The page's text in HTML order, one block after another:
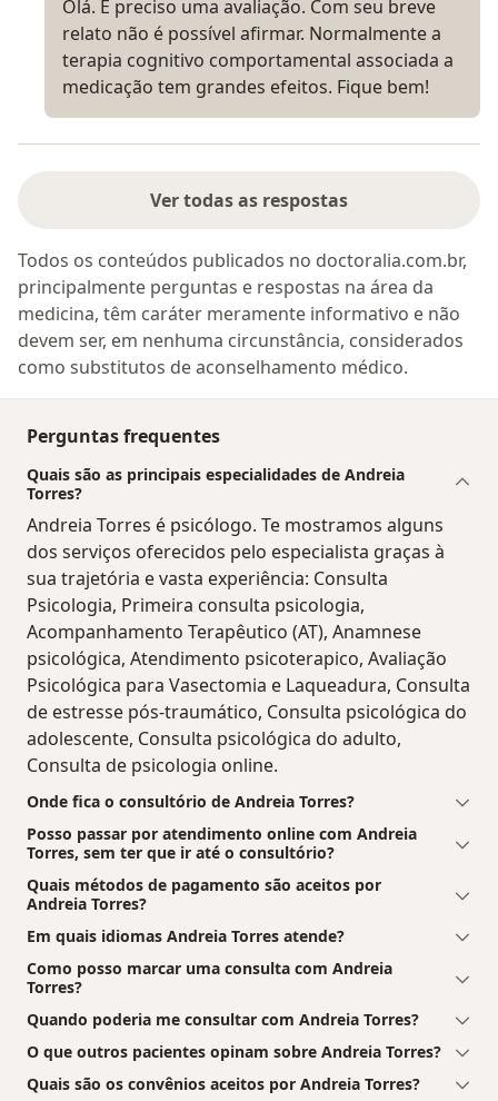
Olá. É preciso uma avaliação. Com seu breve
relato não é possível afirmar. Normalmente a
terapia cognitivo comportamental associada a
medicação tem grandes efeitos. Fique bem!
Ver todas as respostas
Todos os conteúdos publicados no doctoralia.com.br,
principalmente perguntas e respostas na área da
medicina, têm caráter meramente informativo e não
devem ser, em nenhuma circunstância, considerados
como substitutos de aconselhamento médico.
Perguntas frequentes
Quais são as principais especialidades de Andreia
Torres?
Andreia Torres é psicólogo. Te mostramos alguns
dos serviços oferecidos pelo especialista graças à
sua trajetória e vasta experiência: Consulta
Psicologia, Primeira consulta psicologia,
Acompanhamento Terapêutico (AT), Anamnese
psicológica, Atendimento psicoterapico, Avaliação
Psicológica para Vasectomia e Laqueadura, Consulta
de estresse pós-traumático, Consulta psicológica do
adolescente, Consulta psicológica do adulto,
Consulta de psicologia online.
Onde fica o consultório de Andreia Torres?
Posso passar por atendimento online com Andreia
Torres, sem ter que ir até o consultório?
Quais métodos de pagamento são aceitos por
Andreia Torres?
Em quais idiomas Andreia Torres atende?
Como posso marcar uma consulta com Andreia
Torres?
Quando poderia me consultar com Andreia Torres?
O que outros pacientes opinam sobre Andreia Torres?
Quais são os convênios aceitos por Andreia Torres?